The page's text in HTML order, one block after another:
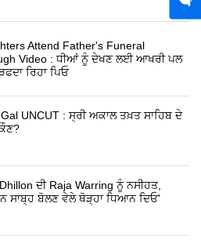
Attend Father's Funeral
Video : ਧੀਆਂ ਨੂੰ ਦੇਖਣ ਲਈ ਆਖਰੀ ਪਲ
ਰਿਹਾ ਪਿਓ
UNCUT : ਸ੍ਰੀ ਅਕਾਲ ਤਖ਼ਤ ਸਾਹਿਬ ਦੇ
ਦੀ Raja Warring ਨੂੰ ਨਸੀਹਤ,
ਸਾਬ੍ਹ ਬੋਲਣ ਵੇਲੇ ਥੋੜ੍ਹਾ ਧਿਆਨ ਦਿਓ'